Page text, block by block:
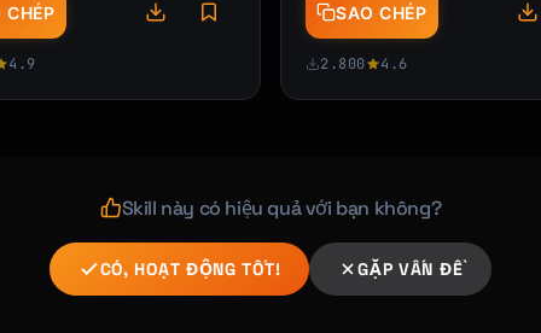
on cognition. Journal of Health Psychology,
Site Name. URL
CHÉP
4.9
SAO CHÉP
2.800 4.6
Skill này có hiệu quả với bạn không?
CÓ, HOẠT ĐỘNG TỐT! GẶP VẤN ĐỀ